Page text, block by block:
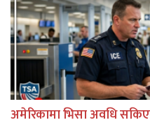
अमेरिकामा भिसा अवधि